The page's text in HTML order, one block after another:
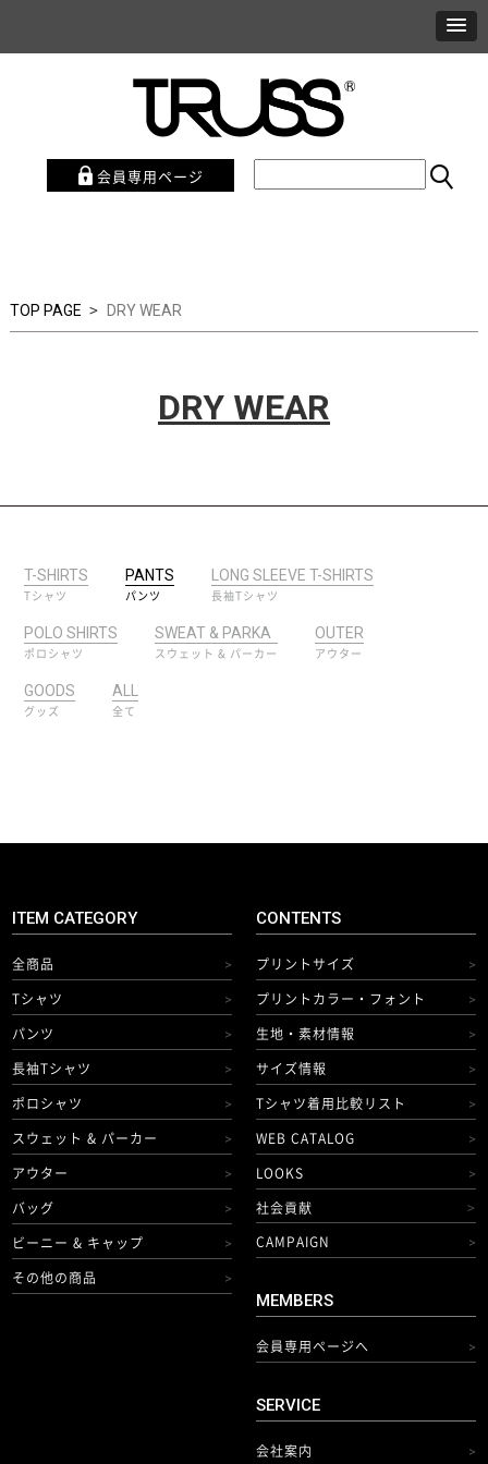
会員専用ページ
TOP PAGE > DRY WEAR
DRY WEAR
T-SHIRTS
Tシャツ
PANTS
パンツ
LONG SLEEVE T-SHIRTS
長袖Tシャツ
POLO SHIRTS
ポロシャツ
SWEAT & PARKA
スウェット & パーカー
OUTER
アウター
GOODS
グッズ
ALL
全て
ITEM CATEGORY
全商品 >
Tシャツ >
パンツ >
長袖Tシャツ >
ポロシャツ >
スウェット & パーカー >
アウター >
バッグ >
ビーニー & キャップ >
その他の商品 >
CONTENTS
プリントサイズ >
プリントカラー・フォント >
生地・素材情報 >
サイズ情報 >
Tシャツ着用比較リスト >
WEB CATALOG >
LOOKS >
社会貢献
>
CAMPAIGN
>
MEMBERS
会員専用ページへ >
SERVICE
会社案内 >